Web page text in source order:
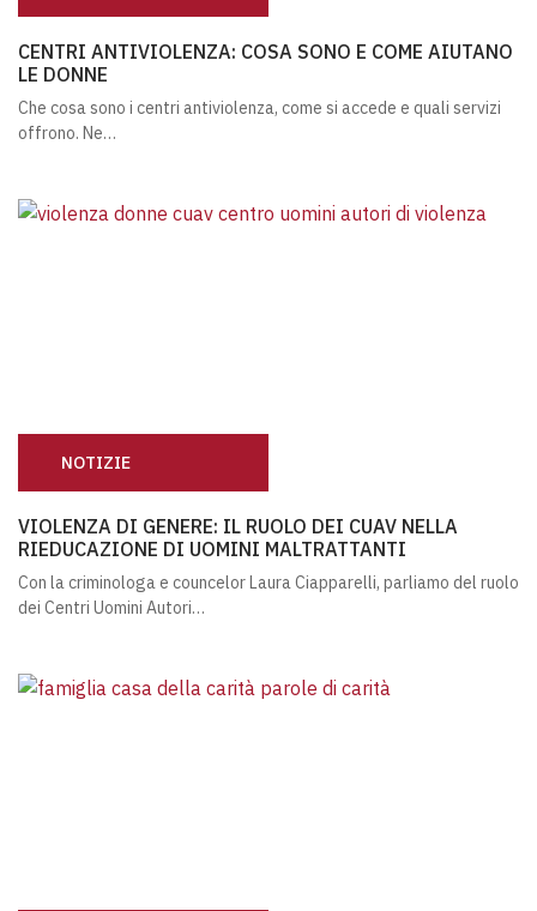
CENTRI ANTIVIOLENZA: COSA SONO E COME AIUTANO
LE DONNE
Che cosa sono i centri antiviolenza, come si accede e quali servizi
offrono. Ne…
NOTIZIE
VIOLENZA DI GENERE: IL RUOLO DEI CUAV NELLA
RIEDUCAZIONE DI UOMINI MALTRATTANTI
Con la criminologa e councelor Laura Ciapparelli, parliamo del ruolo
dei Centri Uomini Autori…